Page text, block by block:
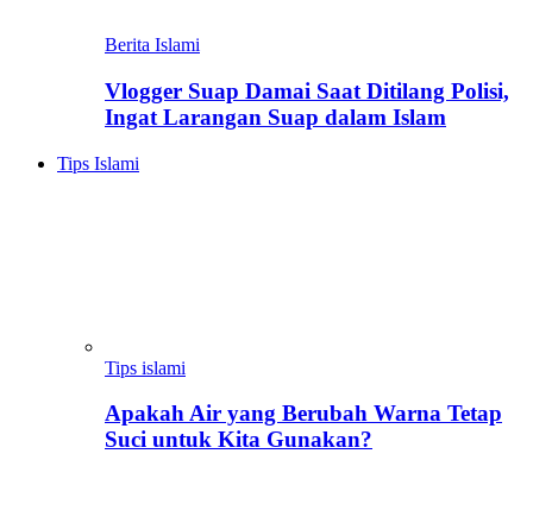
Berita Islami
Vlogger Suap Damai Saat Ditilang Polisi,
Ingat Larangan Suap dalam Islam
Tips Islami
Tips islami
Apakah Air yang Berubah Warna Tetap
Suci untuk Kita Gunakan?